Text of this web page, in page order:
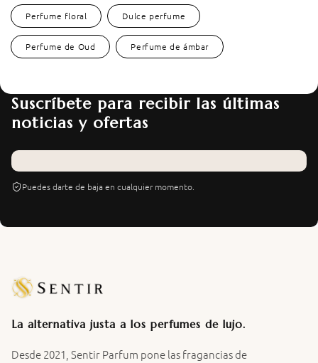
Perfume floral Dulce perfume
Perfume de Oud Perfume de ámbar
Suscríbete para recibir las últimas
noticias y ofertas
Puedes darte de baja en cualquier momento.
La alternativa justa a los perfumes de lujo.
Desde 2021, Sentir Parfum pone las fragancias de